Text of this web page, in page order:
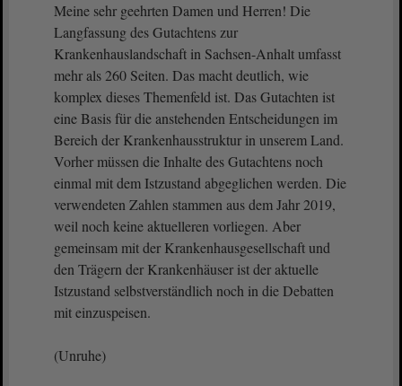
Meine sehr geehrten Damen und Herren! Die
Langfassung des Gutachtens zur
Krankenhauslandschaft in Sachsen-Anhalt umfasst
mehr als 260 Seiten. Das macht deutlich, wie
komplex dieses Themenfeld ist. Das Gutachten ist
eine Basis für die anstehenden Entscheidungen im
Bereich der Krankenhausstruktur in unserem Land.
Vorher müssen die Inhalte des Gutachtens noch
einmal mit dem Istzustand abgeglichen werden. Die
verwendeten Zahlen stammen aus dem Jahr 2019,
weil noch keine aktuelleren vorliegen. Aber
gemeinsam mit der Krankenhausgesellschaft und
den Trägern der Krankenhäuser ist der aktuelle
Istzustand selbstverständlich noch in die Debatten
mit einzuspeisen.
(Unruhe)